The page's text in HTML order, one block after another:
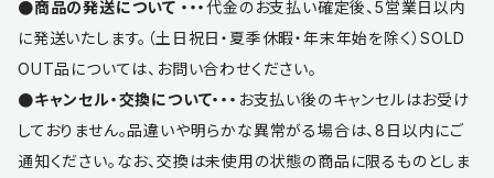
●商品の発送について ・・・代金のお支払い確定後、5営業日以内
に発送いたします。（土日祝日・夏季休暇・年末年始を除く）SOLD
OUT品については、お問い合わせください。
●キャンセル・交換について・・・ お支払い後のキャンセルはお受け
しておりません。品違いや明らかな異常がる場合は、8日以内にご
通知ください。なお、交換は未使用の状態の商品に限るものとしま